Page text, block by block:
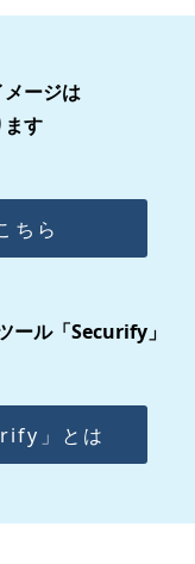
ージは
す
ちら
ール「Securify」
」とは